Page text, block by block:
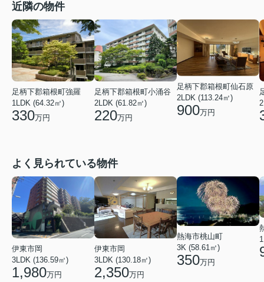
近隣の物件
足柄下郡箱根町強羅
1LDK (64.32㎡)
330万円
足柄下郡箱根町小涌谷
2LDK (61.82㎡)
220万円
足柄下郡箱根町仙石原
2LDK (113.24㎡)
900万円
よく見られている物件
伊東市岡
3LDK (136.59㎡)
1,980万円
伊東市岡
3LDK (130.18㎡)
2,350万円
熱海市桃山町
3K (58.61㎡)
350万円